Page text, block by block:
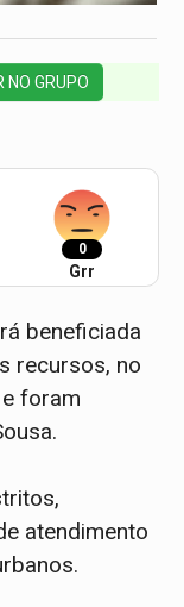
GRUPO
0
Grr
beneficiada
recursos, no
foram
atendimento